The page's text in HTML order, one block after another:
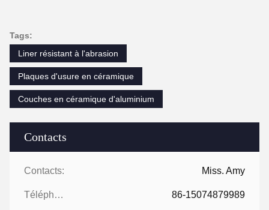
Contacts
Contacts: Miss. Amy
Téléphone: 86-15074879989
Tags:
Liner résistant à l'abrasion
Plaques d'usure en céramique
Couches en céramique d'aluminium